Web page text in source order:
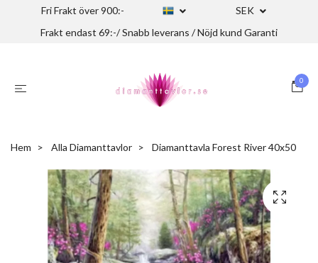
Fri Frakt över 900:-
SEK
Frakt endast 69:-/ Snabb leverans / Nöjd kund Garanti
0
Hem Alla Diamanttavlor Diamanttavla Forest River 40x50